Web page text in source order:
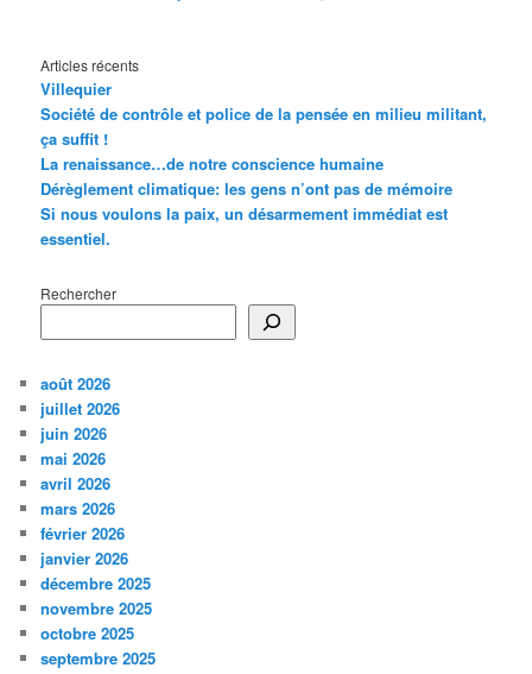
Articles récents
Villequier
Société de contrôle et police de la pensée en milieu militant,
ça suffit !
La renaissance…de notre conscience humaine
Dérèglement climatique: les gens n’ont pas de mémoire
Si nous voulons la paix, un désarmement immédiat est
essentiel.
Rechercher
août 2026
juillet 2026
juin 2026
mai 2026
avril 2026
mars 2026
février 2026
janvier 2026
décembre 2025
novembre 2025
octobre 2025
septembre 2025